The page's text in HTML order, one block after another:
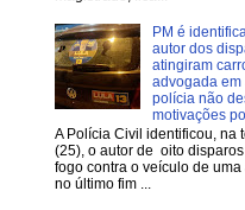
PM é
autor dos
atingiram
advogada em
polícia não
motivações
A Polícia Civil identificou, na
(25), o autor de oito
fogo contra o veículo de
no último fim ...